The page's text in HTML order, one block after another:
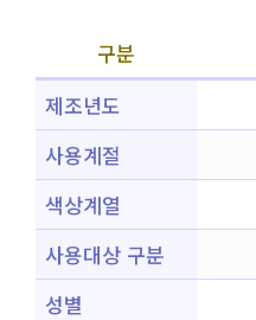
구분
제조년도
사용계절
색상계열
사용대상 구분
성별